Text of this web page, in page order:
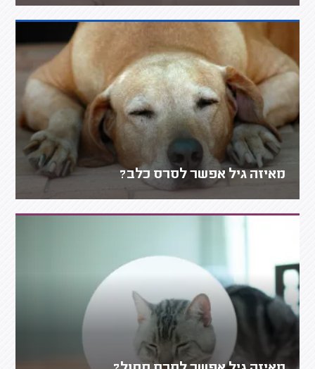
מאיזה גיל אפשר לסרס כלב?